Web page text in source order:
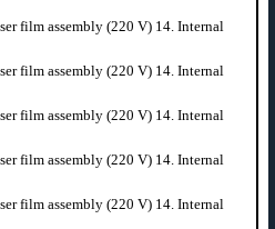
film assembly (220 V) 14. Internal
film assembly (220 V) 14. Internal
film assembly (220 V) 14. Internal
film assembly (220 V) 14. Internal
film assembly (220 V) 14. Internal